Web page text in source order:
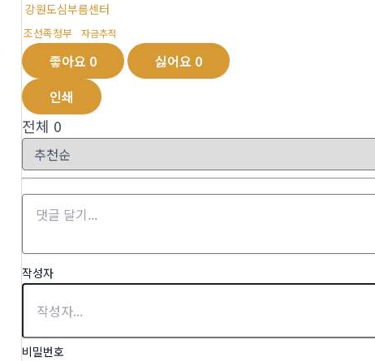
강원도심부름센터
조선족청부 자금추적
좋아요 0 싫어요 0
인쇄
전체 0
작성자
비밀번호